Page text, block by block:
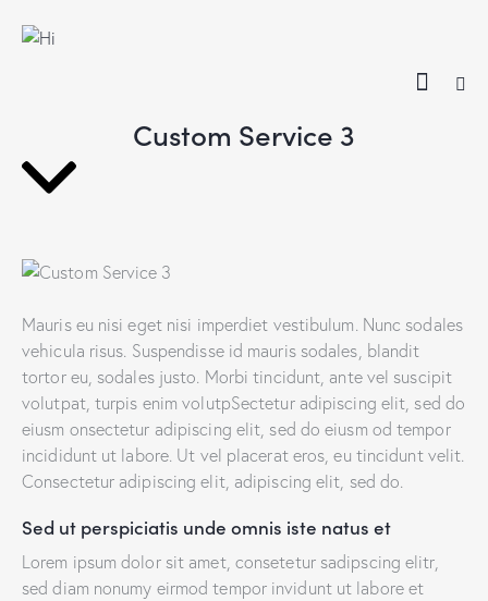
Custom Service 3
Mauris eu nisi eget nisi imperdiet vestibulum. Nunc sodales
vehicula risus. Suspendisse id mauris sodales, blandit
tortor eu, sodales justo. Morbi tincidunt, ante vel suscipit
volutpat, turpis enim volutpSectetur adipiscing elit, sed do
eiusm onsectetur adipiscing elit, sed do eiusm od tempor
incididunt ut labore. Ut vel placerat eros, eu tincidunt velit.
Consectetur adipiscing elit, adipiscing elit, sed do.
Sed ut perspiciatis unde omnis iste natus et
Lorem ipsum dolor sit amet, consetetur sadipscing elitr,
sed diam nonumy eirmod tempor invidunt ut labore et